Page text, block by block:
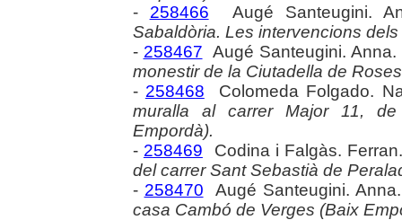
- 258466 Augé Santeugini.
Sabaldòria. Les intervencions
- 258467 Augé Santeugini. Anna.
monestir de la Ciutadella de
- 258468 Colomeda Folgado.
muralla al carrer Major 11,
Empordà).
- 258469 Codina i Falgàs.
del carrer Sant Sebastià de
- 258470 Augé Santeugini.
casa Cambó de Verges (Baix